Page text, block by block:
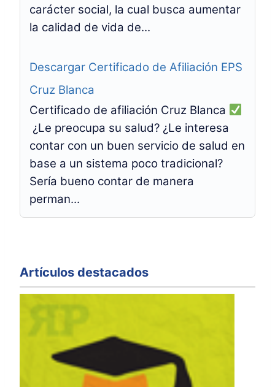
carácter social, la cual busca aumentar
la calidad de vida de...
Descargar Certificado de Afiliación EPS
Cruz Blanca
Certificado de afiliación Cruz Blanca
¿Le preocupa su salud? ¿Le interesa
contar con un buen servicio de salud en
base a un sistema poco tradicional?
Sería bueno contar de manera
perman...
Artículos destacados